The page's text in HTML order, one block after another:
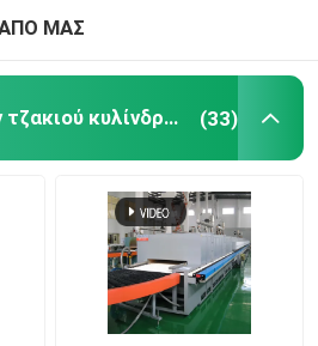
κυλίνδρων
ΜΑΣ
φούρνος δαπέδων τζακιού κυλίνδρων (33)